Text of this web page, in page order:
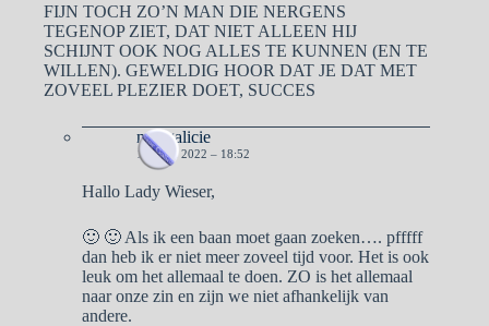
FIJN TOCH ZO’N MAN DIE NERGENS
TEGENOP ZIET, DAT NIET ALLEEN HIJ
SCHIJNT OOK NOG ALLES TE KUNNEN (EN TE
WILLEN). GEWELDIG HOOR DAT JE DAT MET
ZOVEEL PLEZIER DOET, SUCCES
naargalicie
19 JULI 2022 – 18:52
Hallo Lady Wieser,
🙂 🙂 Als ik een baan moet gaan zoeken…. pfffff
dan heb ik er niet meer zoveel tijd voor. Het is ook
leuk om het allemaal te doen. ZO is het allemaal
naar onze zin en zijn we niet afhankelijk van
andere.